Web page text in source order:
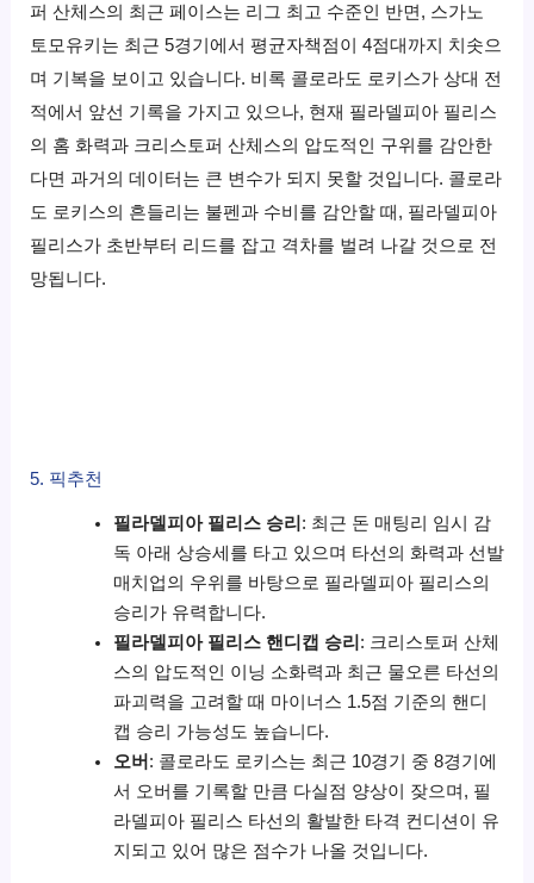
퍼 산체스의 최근 페이스는 리그 최고 수준인 반면, 스가노
토모유키는 최근 5경기에서 평균자책점이 4점대까지 치솟으
며 기복을 보이고 있습니다. 비록 콜로라도 로키스가 상대 전
적에서 앞선 기록을 가지고 있으나, 현재 필라델피아 필리스
의 홈 화력과 크리스토퍼 산체스의 압도적인 구위를 감안한
다면 과거의 데이터는 큰 변수가 되지 못할 것입니다. 콜로라
도 로키스의 흔들리는 불펜과 수비를 감안할 때, 필라델피아
필리스가 초반부터 리드를 잡고 격차를 벌려 나갈 것으로 전
망됩니다.
5. 픽추천
필라델피아 필리스 승리 : 최근 돈 매팅리 임시 감
독 아래 상승세를 타고 있으며 타선의 화력과 선발
매치업의 우위를 바탕으로 필라델피아 필리스의
승리가 유력합니다.
필라델피아 필리스 핸디캡 승리 : 크리스토퍼 산체
스의 압도적인 이닝 소화력과 최근 물오른 타선의
파괴력을 고려할 때 마이너스 1.5점 기준의 핸디
캡 승리 가능성도 높습니다.
오버 : 콜로라도 로키스는 최근 10경기 중 8경기에
서 오버를 기록할 만큼 다실점 양상이 잦으며, 필
라델피아 필리스 타선의 활발한 타격 컨디션이 유
지되고 있어 많은 점수가 나올 것입니다.